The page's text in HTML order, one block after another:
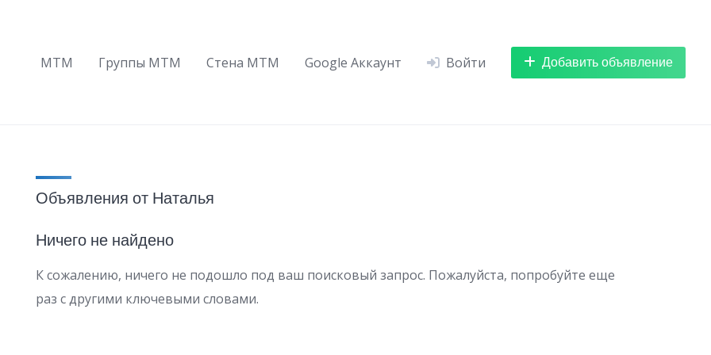
МТМ
Группы МТМ Стена МТМ Google Аккаунт Войти Добавить объявление
Объявления от Наталья
Ничего не найдено
К сожалению, ничего не подошло под ваш поисковый запрос. Пожалуйста, попробуйте еще
раз с другими ключевыми словами.